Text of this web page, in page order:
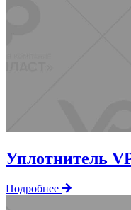
Уплотнитель
Подробнее